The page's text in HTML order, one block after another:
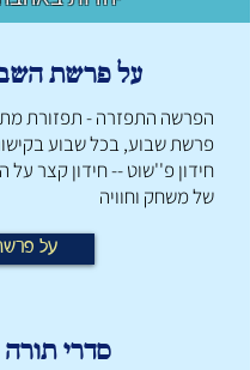
על פרשת
הפרשה התפזרה -תפזורת
פרשת שבוע, בכל שבוע
חידון פ''שוט -- חידון קצר
של משחק וחוויה
על
סדרי תורה